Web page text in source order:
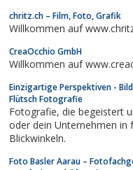
chritz.ch – Film, Foto, Grafik
Willkommen auf
CreaOcchio GmbH
Willkommen auf
Einzigartige Perspektiven -
Flütsch Fotografie
Fotografie, die begeistert und zum Stauen einlädt. Zeige dich
oder dein Unternehmen in
Blickwinkeln.
Foto Basler Aarau –